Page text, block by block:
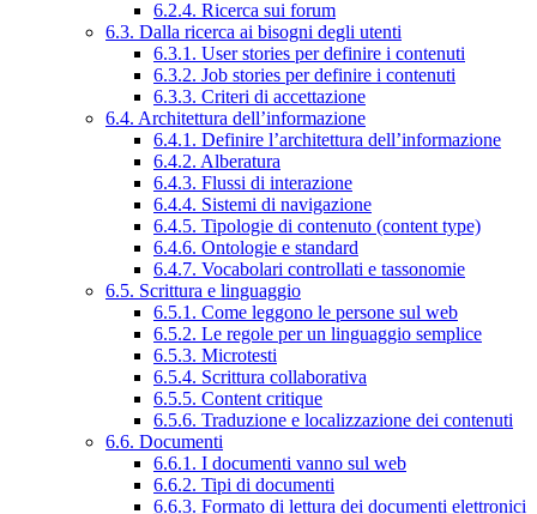
6.2.4. Ricerca sui forum
6.3. Dalla ricerca ai bisogni degli utenti
6.3.1. User stories per definire i contenuti
6.3.2. Job stories per definire i contenuti
6.3.3. Criteri di accettazione
6.4. Architettura dell’informazione
6.4.1. Definire l’architettura dell’informazione
6.4.2. Alberatura
6.4.3. Flussi di interazione
6.4.4. Sistemi di navigazione
6.4.5. Tipologie di contenuto (content type)
6.4.6. Ontologie e standard
6.4.7. Vocabolari controllati e tassonomie
6.5. Scrittura e linguaggio
6.5.1. Come leggono le persone sul web
6.5.2. Le regole per un linguaggio semplice
6.5.3. Microtesti
6.5.4. Scrittura collaborativa
6.5.5. Content critique
6.5.6. Traduzione e localizzazione dei contenuti
6.6. Documenti
6.6.1. I documenti vanno sul web
6.6.2. Tipi di documenti
6.6.3. Formato di lettura dei documenti elettronici